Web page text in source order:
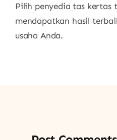
Pilih penyedia tas kertas
mendapatkan hasil
usaha Anda.